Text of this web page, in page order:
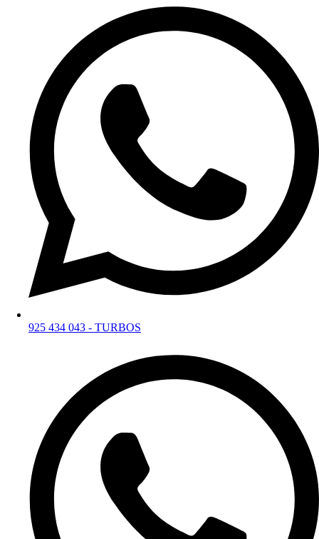
925 434 043 - TURBOS